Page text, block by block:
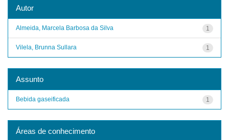
Autor
1
Almeida, Marcela Barbosa da Silva
1
Vilela, Brunna Sullara
Assunto
1
Bebida gaseificada
Áreas de conhecimento